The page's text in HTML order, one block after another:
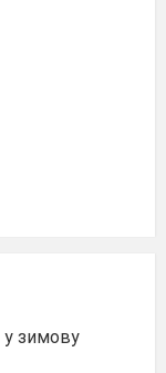
у зимову